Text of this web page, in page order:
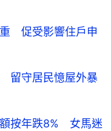
促受影響住戶申
留守居民憶屋外暴
按年跌8% 女馬迷